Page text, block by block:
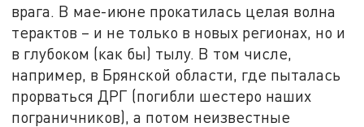
врага. В мае-июне прокатилась целая волна
терактов – и не только в новых регионах, но и
в глубоком (как бы) тылу. В том числе,
например, в Брянской области, где пыталась
прорваться ДРГ (погибли шестеро наших
пограничников), а потом неизвестные